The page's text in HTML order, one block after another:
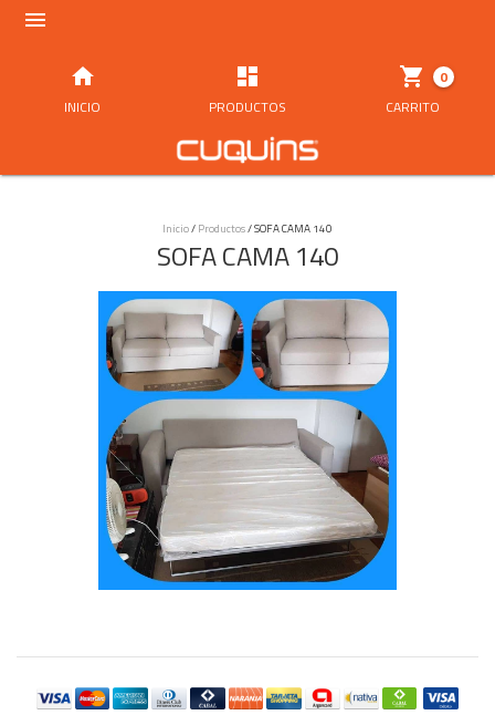


INICIO

PRODUCTOS
0

CARRITO
Inicio/ Productos/SOFA CAMA 140
SOFA CAMA 140